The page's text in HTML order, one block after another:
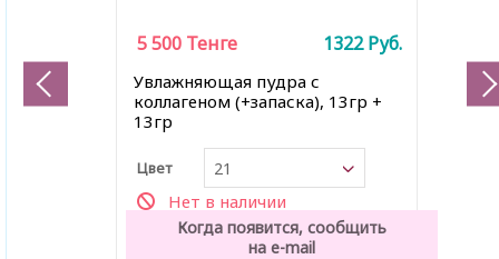
Увлажняющая пудра с
коллагеном (+запаска), 13гр +
13гр
Цвет 21
Нет в наличии
5 500 Тенге 1322Руб.
Когда появится, сообщить
на e-mail